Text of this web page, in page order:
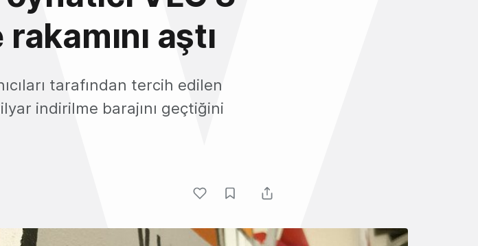
aştı
tarafından tercih edilen
indirilme barajını geçtiğini